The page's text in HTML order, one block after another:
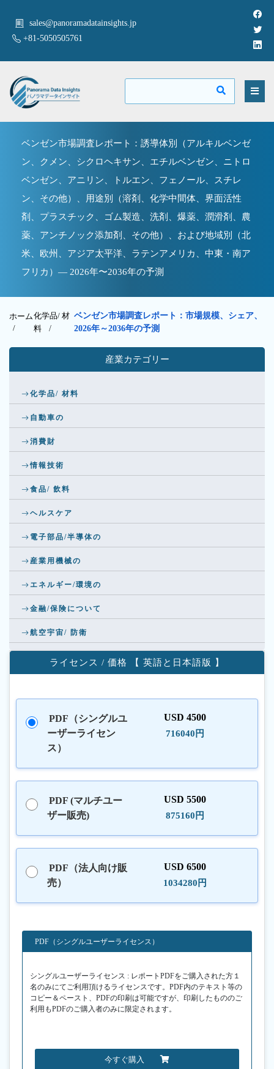
sales@panoramadatainsights.jp
+81-5050505761
ベンゼン市場調査レポート：誘導体別（アルキルベンゼ
ン、クメン、シクロヘキサン、エチルベンゼン、ニトロ
ベンゼン、アニリン、トルエン、フェノール、スチレ
ン、その他）、用途別（溶剤、化学中間体、界面活性
剤、プラスチック、ゴム製造、洗剤、爆薬、潤滑剤、農
薬、アンチノック添加剤、その他）、および地域別（北
米、欧州、アジア太平洋、ラテンアメリカ、中東・南ア
フリカ）— 2026年〜2036年の予測
ホーム
/
化学品/ 材
料/
ベンゼン市場調査レポート：市場規模、シェア、
2026年～2036年の予測
産業カテゴリー
化学品/ 材料
自動車の
消費財
情報技術
食品/ 飲料
ヘルスケア
電子部品/半導体の
産業用機械の
エネルギー/環境の
金融/保険について
航空宇宙/ 防衛
ライセンス / 価格 【 英語と日本語版 】
PDF（シングルユ
ーザーライセン
ス）
USD 4500
716040円
PDF (マルチユー
ザー販売)
USD 5500
875160円
PDF（法人向け販
売）
USD 6500
1034280円
PDF（シングルユーザーライセンス）
シングルユーザーライセンス : レポートPDFをご購入された方１
名のみにてご利用頂けるライセンスです。PDF内のテキスト等の
コピー＆ペースト、PDFの印刷は可能ですが、印刷したもののご
利用もPDFのご購入者のみに限定されます。
今すぐ購入